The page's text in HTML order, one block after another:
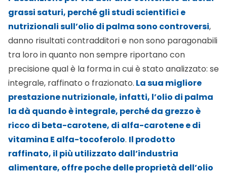
grassi saturi, perché gli studi scientifici e
nutrizionali sull’olio di palma sono controversi,
danno risultati contradditori e non sono paragonabili
tra loro in quanto non sempre riportano con
precisione qual è la forma in cui è stato analizzato: se
integrale, raffinato o frazionato. La sua migliore
prestazione nutrizionale, infatti, l’olio di palma
la dà quando è integrale, perché da grezzo è
ricco di beta-carotene, di alfa-carotene e di
vitamina E alfa-tocoferolo. Il prodotto
raffinato, il più utilizzato dall’industria
alimentare, offre poche delle proprietà dell’olio